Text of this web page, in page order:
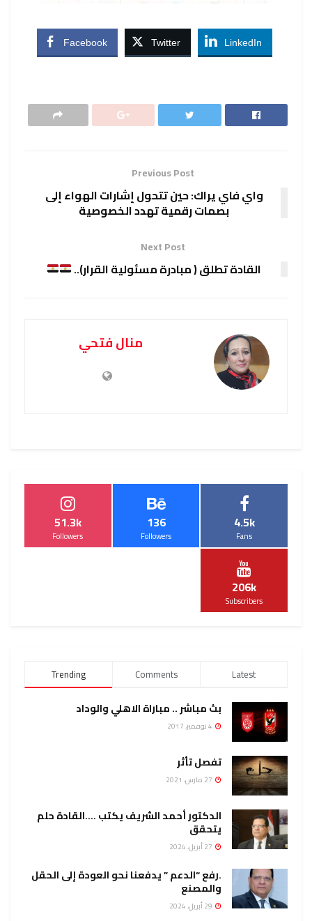
Facebook Twitter LinkedIn
Previous Post
واي فاي يراك: حين تتحول إشارات الهواء إلى
بصمات رقمية تهدد الخصوصية
Next Post
القادة تطلق ( مبادرة مسئولية القرار)..
منال فتحي
4.5k
Fans
136
Followers
51.3k
Followers
206k
Subscribers
Trending Comments Latest
بث مباشر .. مباراة الاهلي والوداد
تفصل تأثر
الدكتور أحمد الشريف يكتب ….القادة حلم
يتحقق
.رفع “الدعم ” يدفعنا نحو العودة إلى الحقل
والمصنع